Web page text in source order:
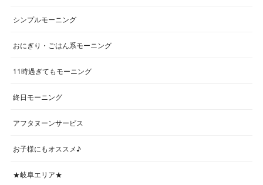
シンプルモーニング
おにぎり・ごはん系モーニング
11時過ぎてもモーニング
終日モーニング
アフタヌーンサービス
お子様にもオススメ♪
★岐阜エリア★